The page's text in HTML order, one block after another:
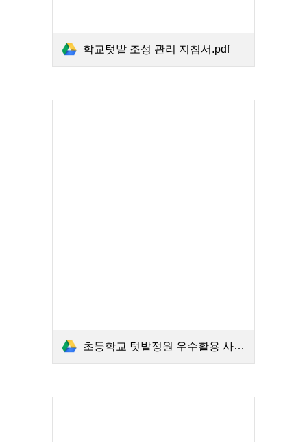
학교텃밭 조성 관리 지침서.pdf
초등학교 텃밭정원 우수활용 사례집.pdf